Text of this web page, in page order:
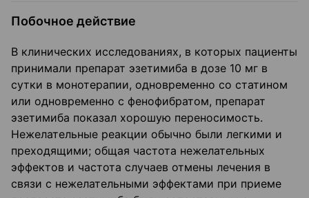
Побочное действие
В клинических исследованиях, в которых пациенты
принимали препарат эзетимиба в дозе 10 мг в
сутки в монотерапии, одновременно со статином
или одновременно с фенофибратом, препарат
эзетимиба показал хорошую переносимость.
Нежелательные реакции обычно были легкими и
преходящими; общая частота нежелательных
эффектов и частота случаев отмены лечения в
связи с нежелательными эффектами при приеме